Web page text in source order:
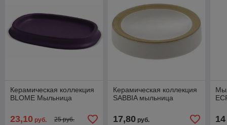
Керамическая коллекция
BLOME Мыльница
23,10 руб. 25 руб.
Керамическая коллекция
SABBIA мыльница
17,80руб. 14